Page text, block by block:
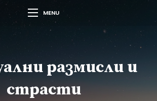
MENU
размисли и
страсти